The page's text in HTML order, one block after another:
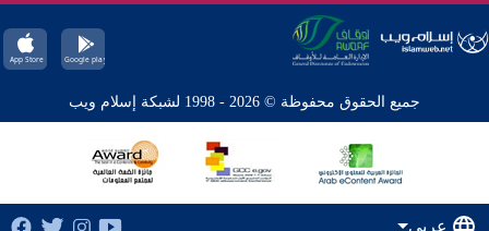
جميع الحقوق محفوظة © 2026 - 1998 لشبكة إسلام ويب
عربي